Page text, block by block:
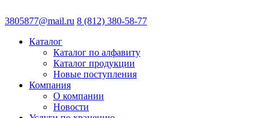
3805877@mail.ru 8 (812) 380-58-77
Каталог
Каталог по алфавиту
Каталог продукции
Новые поступления
Компания
О компании
Новости